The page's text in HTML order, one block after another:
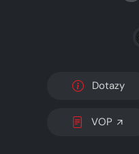
Dotazy
VOP